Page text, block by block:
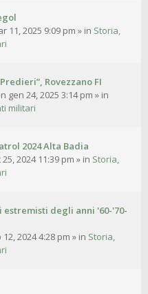
11, 2025 9:09 pm » in Storia,
Rovezzano FI
gen 24, 2025 3:14 pm » in
militari
2024 Alta Badia
2024 11:39 pm » in Storia,
degli anni '60-'70-
2024 4:28 pm » in Storia,